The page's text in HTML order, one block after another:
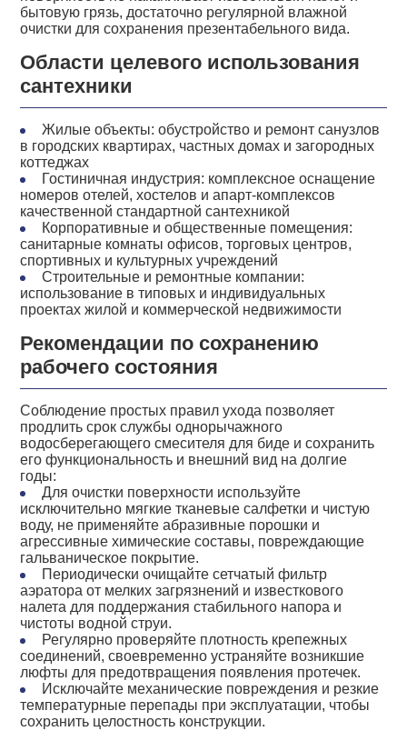
бытовую грязь, достаточно регулярной влажной
очистки для сохранения презентабельного вида.
Области целевого использования
сантехники
Жилые объекты: обустройство и ремонт санузлов
в городских квартирах, частных домах и загородных
коттеджах
Гостиничная индустрия: комплексное оснащение
номеров отелей, хостелов и апарт-комплексов
качественной стандартной сантехникой
Корпоративные и общественные помещения:
санитарные комнаты офисов, торговых центров,
спортивных и культурных учреждений
Строительные и ремонтные компании:
использование в типовых и индивидуальных
проектах жилой и коммерческой недвижимости
Рекомендации по сохранению
рабочего состояния
Соблюдение простых правил ухода позволяет
продлить срок службы однорычажного
водосберегающего смесителя для биде и сохранить
его функциональность и внешний вид на долгие
годы:
Для очистки поверхности используйте
исключительно мягкие тканевые салфетки и чистую
воду, не применяйте абразивные порошки и
агрессивные химические составы, повреждающие
гальваническое покрытие.
Периодически очищайте сетчатый фильтр
аэратора от мелких загрязнений и известкового
налета для поддержания стабильного напора и
чистоты водной струи.
Регулярно проверяйте плотность крепежных
соединений, своевременно устраняйте возникшие
люфты для предотвращения появления протечек.
Исключайте механические повреждения и резкие
температурные перепады при эксплуатации, чтобы
сохранить целостность конструкции.